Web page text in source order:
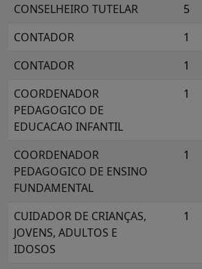
CONSELHEIRO TUTELAR
5
CONTADOR
1
CONTADOR
1
COORDENADOR
PEDAGOGICO DE
EDUCACAO INFANTIL
1
COORDENADOR
PEDAGOGICO DE ENSINO
FUNDAMENTAL
1
CUIDADOR DE CRIANÇAS,
JOVENS, ADULTOS E
IDOSOS
1